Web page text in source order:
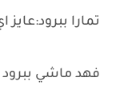
تمارا ببرود:عايز
فهد ماشي ببرود